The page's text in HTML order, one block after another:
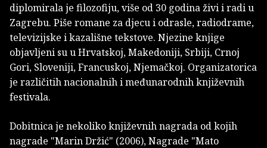
diplomirala je filozofiju, više od 30 godina živi i radi u
Zagrebu. Piše romane za djecu i odrasle, radiodrame,
televizijske i kazališne tekstove. Njezine knjige
objavljeni su u Hrvatskoj, Makedoniji, Srbiji, Crnoj
Gori, Sloveniji, Francuskoj, Njemačkoj. Organizatorica
je različitih nacionalnih i međunarodnih književnih
festivala.
Dobitnica je nekoliko književnih nagrada od kojih
nagrade "Marin Držić" (2006), Nagrade "Mato